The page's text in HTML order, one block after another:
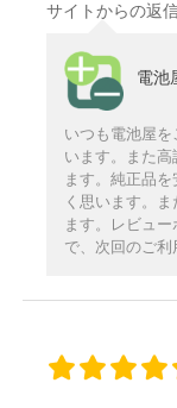
サイトからの返
電池
いつも電池屋
います。また
ます。純正品
く思います。
ます。レビュ
で、次回のご利